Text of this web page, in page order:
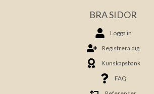
BRA SIDOR
Logga in
Registrera dig
Kunskapsbank
FAQ